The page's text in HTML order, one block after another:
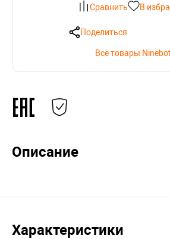
Сравнить В
Поделиться
Все товары Ninebot
Описание
Характеристики